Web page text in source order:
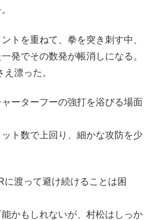
トを重ねて、拳を突き刺す中、
発でその数発が帳消しになる。
漂った。
ーターフーの強打を浴びる場面
ト数で上回り、細かな攻防を少
渡って避け続けることは困
かもしれないが、村松はしっか